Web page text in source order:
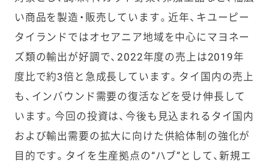
い商品を製造・販売しています。近年、キユーピー
タイランドではオセアニア地域を中心にマヨネー
ズ類の輸出が好調で、2022年度の売上は2019年
度比で約3倍と急成長しています。タイ国内の売上
も、インバウンド需要の復活などを受け伸長して
います。今回の投資は、今後も見込まれるタイ国内
および輸出需要の拡大に向けた供給体制の強化が
目的です。タイを生産拠点の“ハブ”として、新規エ